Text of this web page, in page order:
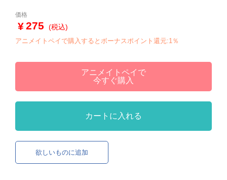
価格
275 (税込)
アニメイトペイで購入するとボーナスポイント還元:1％
アニメイトペイで
今すぐ購入
カートに入れる
欲しいものに追加